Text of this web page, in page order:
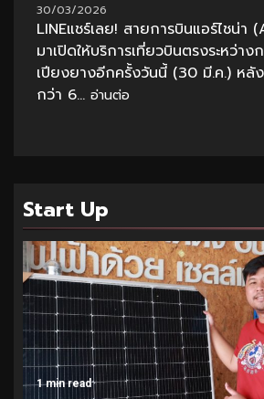
30/03/2026
LINEแชร์เลย! สายการบินแอร์ไชน่า
มาเปิดให้บริการเที่ยวบินตรงระหว่า
เปียงยางอีกครั้งวันนี้ (30 มี.ค.) หลั
กว่า 6... อ่านต่อ
Start Up
1 min read